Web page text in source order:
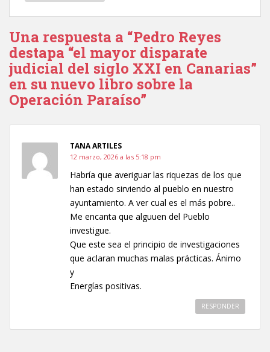
Una respuesta a “Pedro Reyes
destapa “el mayor disparate
judicial del siglo XXI en Canarias”
en su nuevo libro sobre la
Operación Paraíso”
TANA ARTILES
12 marzo, 2026 a las 5:18 pm
Habría que averiguar las riquezas de los que
han estado sirviendo al pueblo en nuestro
ayuntamiento. A ver cual es el más pobre..
Me encanta que alguuen del Pueblo
investigue.
Que este sea el principio de investigaciones
que aclaran muchas malas prácticas. Ánimo
y
Energías positivas.
RESPONDER